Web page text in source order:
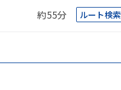
約55分 ルート検索